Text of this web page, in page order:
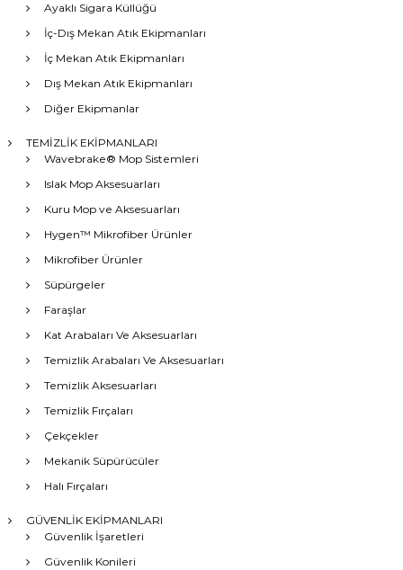
Ayaklı Sigara Küllüğü
İç-Dış Mekan Atık Ekipmanları
İç Mekan Atık Ekipmanları
Dış Mekan Atık Ekipmanları
Diğer Ekipmanlar
TEMİZLİK EKİPMANLARI
Wavebrake® Mop Sistemleri
Islak Mop Aksesuarları
Kuru Mop ve Aksesuarları
Hygen™ Mikrofiber Ürünler
Mikrofiber Ürünler
Süpürgeler
Faraşlar
Kat Arabaları Ve Aksesuarları
Temizlik Arabaları Ve Aksesuarları
Temizlik Aksesuarları
Temizlik Fırçaları
Çekçekler
Mekanik Süpürücüler
Halı Fırçaları
GÜVENLİK EKİPMANLARI
Güvenlik İşaretleri
Güvenlik Konileri